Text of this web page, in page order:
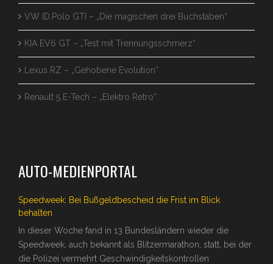
VW ID.Polo GTI – „Die magischen drei Buchstaben“
KIA EV6 GT – „Test mit Trennungsschmerz“
Lexus RZ – „Gehobene Evolution“
Renault 5 E-Tech – „Elektro Retro“
AUTO-MEDIENPORTAL
Speedweek: Bei Bußgeldbescheid die Frist im Blick
behalten
In dieser Woche fand in 13 Bundesländern wieder die
Speedweek, auch bekannt als Blitzermarathon, statt, bei der
die Polizei vermehrt Geschwindigkeitskontrollen